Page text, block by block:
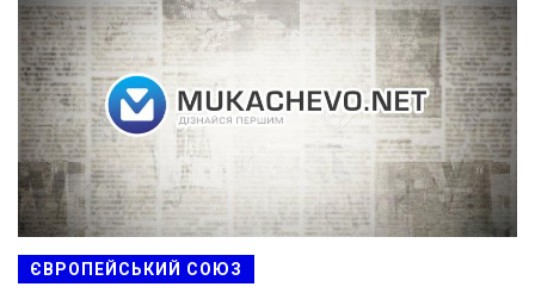
ЄВРОПЕЙСЬКИЙ СОЮЗ